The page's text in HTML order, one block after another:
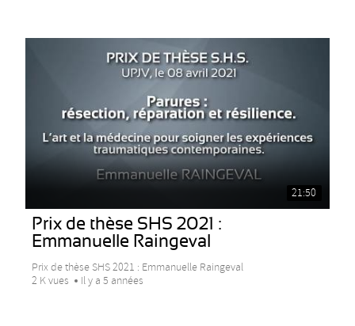
21:50
Prix de thèse SHS 2021 :
Emmanuelle Raingeval
Prix de thèse SHS 2021 : Emmanuelle Raingeval
2 K vues
Il y a 5 années